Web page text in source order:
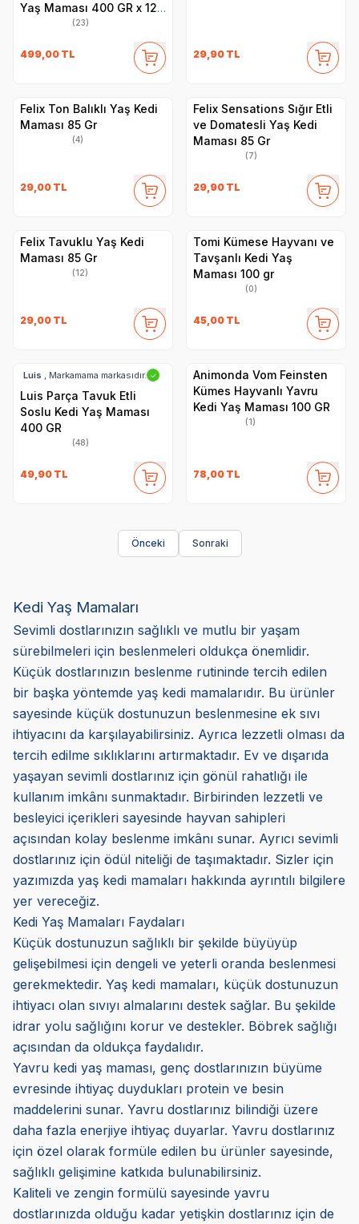
Yaş Maması 400 GR x 12
(23)
499,00 TL 29,90 TL
Felix Ton Balıklı Yaş Kedi
Maması 85 Gr
(4)
29,00 TL
Felix Sensations Sığır Etli
ve Domatesli Yaş Kedi
Maması 85 Gr
(7)
29,90 TL
Felix Tavuklu Yaş Kedi
Maması 85 Gr
(12)
29,00 TL
Tomi Kümese Hayvanı ve
Tavşanlı Kedi Yaş
Maması 100 gr
(0)
45,00 TL
Luis , Markamama markasıdır. ✓
Luis Parça Tavuk Etli
Soslu Kedi Yaş Maması
400 GR
(48)
49,90 TL
Animonda Vom Feinsten
Kümes Hayvanlı Yavru
Kedi Yaş Maması 100 GR
(1)
78,00 TL
Önceki Sonraki
Kedi Yaş Mamaları
Sevimli dostlarınızın sağlıklı ve mutlu bir yaşam
sürebilmeleri için beslenmeleri oldukça önemlidir.
Küçük dostlarınızın beslenme rutininde tercih edilen
bir başka yöntemde yaş kedi mamalarıdır. Bu ürünler
sayesinde küçük dostunuzun beslenmesine ek sıvı
ihtiyacını da karşılayabilirsiniz. Ayrıca lezzetli olması da
tercih edilme sıklıklarını artırmaktadır. Ev ve dışarıda
yaşayan sevimli dostlarınız için gönül rahatlığı ile
kullanım imkânı sunmaktadır. Birbirinden lezzetli ve
besleyici içerikleri sayesinde hayvan sahipleri
açısından kolay beslenme imkânı sunar. Ayrıcı sevimli
dostlarınız için ödül niteliği de taşımaktadır. Sizler için
yazımızda yaş kedi mamaları hakkında ayrıntılı bilgilere
yer vereceğiz.
Kedi Yaş Mamaları Faydaları
Küçük dostunuzun sağlıklı bir şekilde büyüyüp
gelişebilmesi için dengeli ve yeterli oranda beslenmesi
gerekmektedir. Yaş kedi mamaları, küçük dostunuzun
ihtiyacı olan sıvıyı almalarını destek sağlar. Bu şekilde
idrar yolu sağlığını korur ve destekler. Böbrek sağlığı
açısından da oldukça faydalıdır.
Yavru kedi yaş maması, genç dostlarınızın büyüme
evresinde ihtiyaç duydukları protein ve besin
maddelerini sunar. Yavru dostlarınız bilindiği üzere
daha fazla enerjiye ihtiyaç duyarlar. Yavru dostlarınız
için özel olarak formüle edilen bu ürünler sayesinde,
sağlıklı gelişimine katkıda bulunabilirsiniz.
Kaliteli ve zengin formülü sayesinde yavru
dostlarınızda olduğu kadar yetişkin dostlarınız için de